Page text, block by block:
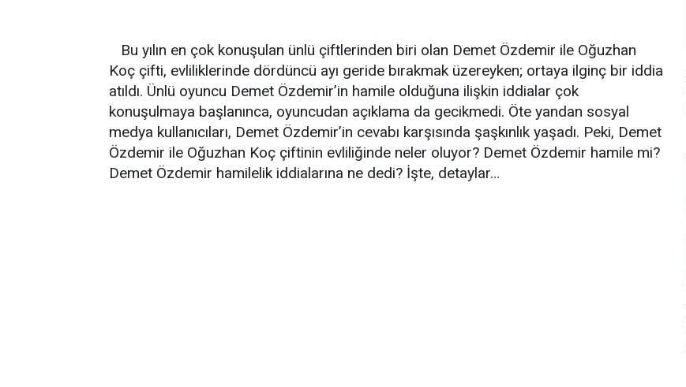
Bu yılın en çok konuşulan ünlü çiftlerinden biri olan Demet Özdemir ile Oğuzhan
Koç çifti, evliliklerinde dördüncü ayı geride bırakmak üzereyken; ortaya ilginç bir iddia
atıldı. Ünlü oyuncu Demet Özdemir’in hamile olduğuna ilişkin iddialar çok
konuşulmaya başlanınca, oyuncudan açıklama da gecikmedi. Öte yandan sosyal
medya kullanıcıları, Demet Özdemir’in cevabı karşısında şaşkınlık yaşadı. Peki, Demet
Özdemir ile Oğuzhan Koç çiftinin evliliğinde neler oluyor? Demet Özdemir hamile mi?
Demet Özdemir hamilelik iddialarına ne dedi? İşte, detaylar…